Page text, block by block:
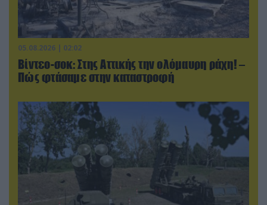
05.08.2026 | 02:02
Βίντεο-σοκ: Στης Αττικής την ολόμαυρη ράχη! –
Πώς φτάσαμε στην καταστροφή